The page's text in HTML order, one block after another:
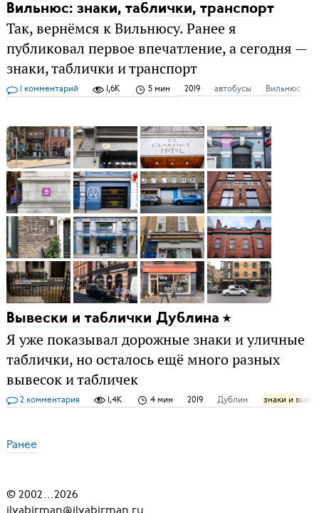
Вильнюс: знаки, таблички, транспорт
Так, вернёмся к Вильнюсу. Ранее я
публиковал первое впечатление, а сегодня —
знаки, таблички и транспорт
1 комментарий 1,6K 5 мин 2019 автобусы Вильнюс
Вывески и таблички Дублина
Я уже показывал дорожные знаки и уличные
таблички, но осталось ещё много разных
вывесок и табличек
2 комментария 1,4K 4 мин 2019 Дублин знаки и
Ранее
© 2002...2026